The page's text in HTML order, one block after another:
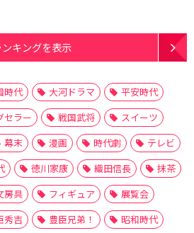
ンキングを表示
時代 大河ドラマ
平安時代
セラー 戦国武将
スイーツ
幕末 漫画 時代劇
テレビ
徳川家康 織田信長
抹茶
房具 フィギュア
展覧会
秀吉 豊臣兄弟！
昭和時代